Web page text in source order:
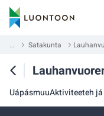
... Satakunta
UápásmuuAktiviteeteh